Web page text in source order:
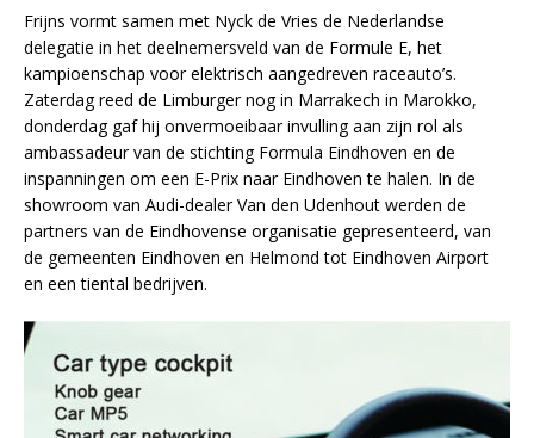
Frijns vormt samen met Nyck de Vries de Nederlandse
delegatie in het deelnemersveld van de Formule E, het
kampioenschap voor elektrisch aangedreven raceauto’s.
Zaterdag reed de Limburger nog in Marrakech in Marokko,
donderdag gaf hij onvermoeibaar invulling aan zijn rol als
ambassadeur van de stichting Formula Eindhoven en de
inspanningen om een E-Prix naar Eindhoven te halen. In de
showroom van Audi-dealer Van den Udenhout werden de
partners van de Eindhovense organisatie gepresenteerd, van
de gemeenten Eindhoven en Helmond tot Eindhoven Airport
en een tiental bedrijven.